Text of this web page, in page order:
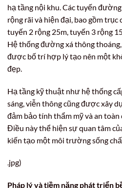
hạ tầng nội khu. Các tuyến
rộng rãi và hiện đại, bao gồm trục
tuyến 2 rộng 25m, tuyến 3 rộng
Hệ thống đường xá thông thoáng,
được bố trí hợp lý tạo nên một
đẹp.
Hạ tầng kỹ thuật như hệ thống
sáng, viễn thông cũng được xây
đảm bảo tính thẩm mỹ và an toàn
Điều này thể hiện sự quan tâm
kiến tạo một môi trường sống
.jpg)
Pháp lý và tiềm năng phát triển